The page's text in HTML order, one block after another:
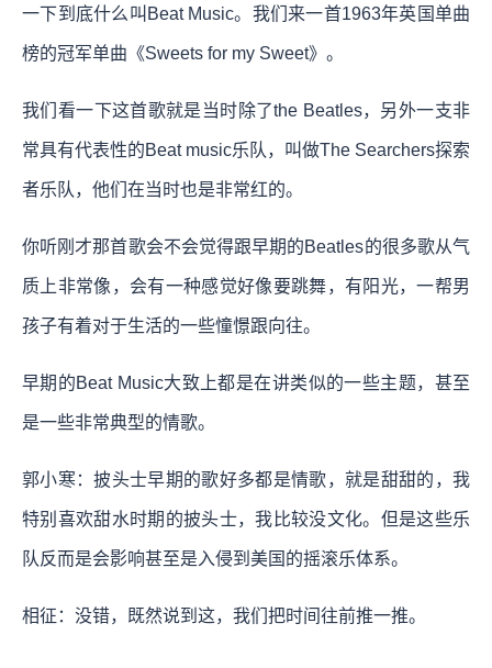
一下到底什么叫Beat Music。我们来一首1963年英国单曲
榜的冠军单曲《Sweets for my Sweet》。
我们看一下这首歌就是当时除了the Beatles，另外一支非
常具有代表性的Beat music乐队，叫做The Searchers探索
者乐队，他们在当时也是非常红的。
你听刚才那首歌会不会觉得跟早期的Beatles的很多歌从气
质上非常像，会有一种感觉好像要跳舞，有阳光，一帮男
孩子有着对于生活的一些憧憬跟向往。
早期的Beat Music大致上都是在讲类似的一些主题，甚至
是一些非常典型的情歌。
郭小寒：披头士早期的歌好多都是情歌，就是甜甜的，我
特别喜欢甜水时期的披头士，我比较没文化。但是这些乐
队反而是会影响甚至是入侵到美国的摇滚乐体系。
相征：没错，既然说到这，我们把时间往前推一推。